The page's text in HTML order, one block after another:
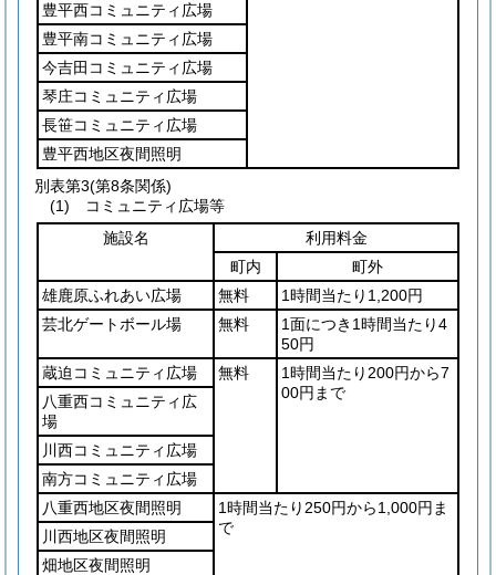
豊平西コミュニティ広場
豊平南コミュニティ広場
今吉田コミュニティ広場
琴庄コミュニティ広場
長笹コミュニティ広場
豊平西地区夜間照明
別表第3(第8条関係)
(1) コミュニティ広場等
施設名
利用料金
町内
町外
雄鹿原ふれあい広場
無料
1時間当たり1,200円
芸北ゲートボール場
無料
1面につき1時間当たり4
50円
蔵迫コミュニティ広場
無料
1時間当たり200円から7
00円まで
八重西コミュニティ広
場
川西コミュニティ広場
南方コミュニティ広場
八重西地区夜間照明
1時間当たり250円から1,000円ま
で
川西地区夜間照明
畑地区夜間照明